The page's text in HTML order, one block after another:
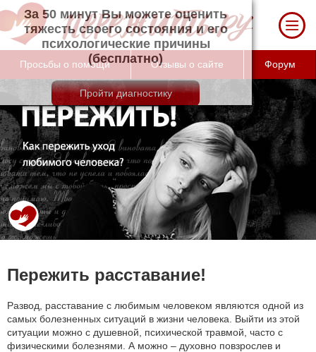
За 50 минут Вы можете оценить тяжесть
своего состояния и его психологические
причины (бесплатно)
Просьбы о помощи Отзывы о сайте Форум
Пережить расставание!
Развод, расставание с любимым человеком являются одной из
самых болезненных ситуаций в жизни человека. Выйти из этой
ситуации можно с душевной, психической травмой, часто с
физическими болезнями. А можно – духовно повзрослев и